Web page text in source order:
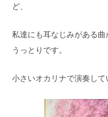
ど、
私達にも耳なじみがある曲
うっとりです。
小さいオカリナで演奏して